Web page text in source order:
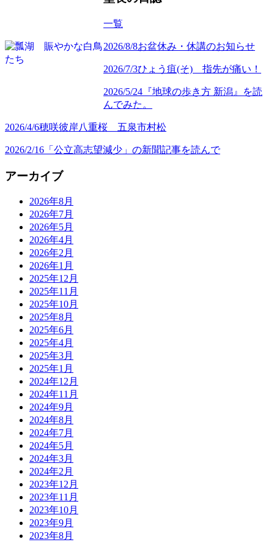
一覧
2026/8/8お盆休み・休講のお知らせ
2026/7/3ひょう疽(そ) 指先が痛い！
2026/5/24 『地球の歩き方 新潟』を読
んでみた。
2026/4/6穂咲彼岸八重桜 五泉市村松
2026/2/16 「公立高志望減少」の新聞記事を読んで
アーカイブ
2026年8月
2026年7月
2026年5月
2026年4月
2026年2月
2026年1月
2025年12月
2025年11月
2025年10月
2025年8月
2025年6月
2025年4月
2025年3月
2025年1月
2024年12月
2024年11月
2024年9月
2024年8月
2024年7月
2024年5月
2024年3月
2024年2月
2023年12月
2023年11月
2023年10月
2023年9月
2023年8月